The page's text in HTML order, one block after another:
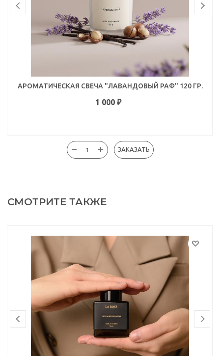
АРОМАТИЧЕСКАЯ СВЕЧА "ЛАВАНДОВЫЙ РАФ" 120 ГР.
1 000 ₽
ЗАКАЗАТЬ
СМОТРИТЕ ТАКЖЕ